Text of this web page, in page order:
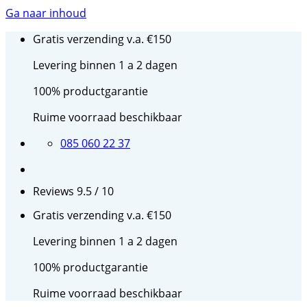
Ga naar inhoud
Gratis verzending v.a. €150
Levering binnen 1 a 2 dagen
100% productgarantie
Ruime voorraad beschikbaar
085 060 22 37
Reviews 9.5 / 10
Gratis verzending v.a. €150
Levering binnen 1 a 2 dagen
100% productgarantie
Ruime voorraad beschikbaar